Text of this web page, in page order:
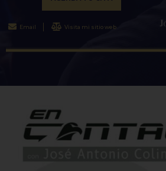
Email Visita mi sitio web